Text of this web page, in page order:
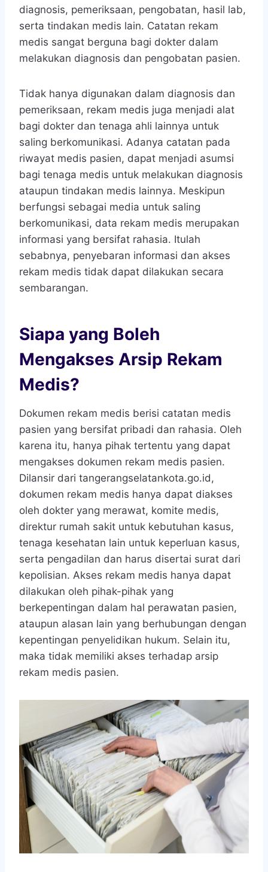
diagnosis, pemeriksaan, pengobatan, hasil lab,
serta tindakan medis lain. Catatan rekam
medis sangat berguna bagi dokter dalam
melakukan diagnosis dan pengobatan pasien.
Tidak hanya digunakan dalam diagnosis dan
pemeriksaan, rekam medis juga menjadi alat
bagi dokter dan tenaga ahli lainnya untuk
saling berkomunikasi. Adanya catatan pada
riwayat medis pasien, dapat menjadi asumsi
bagi tenaga medis untuk melakukan diagnosis
ataupun tindakan medis lainnya. Meskipun
berfungsi sebagai media untuk saling
berkomunikasi, data rekam medis merupakan
informasi yang bersifat rahasia. Itulah
sebabnya, penyebaran informasi dan akses
rekam medis tidak dapat dilakukan secara
sembarangan.
Siapa yang Boleh
Mengakses Arsip Rekam
Medis?
Dokumen rekam medis berisi catatan medis
pasien yang bersifat pribadi dan rahasia. Oleh
karena itu, hanya pihak tertentu yang dapat
mengakses dokumen rekam medis pasien.
Dilansir dari tangerangselatankota.go.id,
dokumen rekam medis hanya dapat diakses
oleh dokter yang merawat, komite medis,
direktur rumah sakit untuk kebutuhan kasus,
tenaga kesehatan lain untuk keperluan kasus,
serta pengadilan dan harus disertai surat dari
kepolisian. Akses rekam medis hanya dapat
dilakukan oleh pihak-pihak yang
berkepentingan dalam hal perawatan pasien,
ataupun alasan lain yang berhubungan dengan
kepentingan penyelidikan hukum. Selain itu,
maka tidak memiliki akses terhadap arsip
rekam medis pasien.